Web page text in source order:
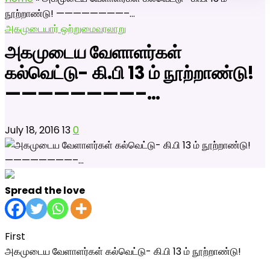
நூற்றாண்டு! ————————–…
அகமுடையார் ஒற்றுமைவரலாறு
அகமுடைய வேளாளர்கள்
கல்வெட்டு- கி.பி 13 ம் நூற்றாண்டு!
————————–…
July 18, 2016130
Spread the love
First
அகமுடைய வேளாளர்கள் கல்வெட்டு- கி.பி 13 ம் நூற்றாண்டு!